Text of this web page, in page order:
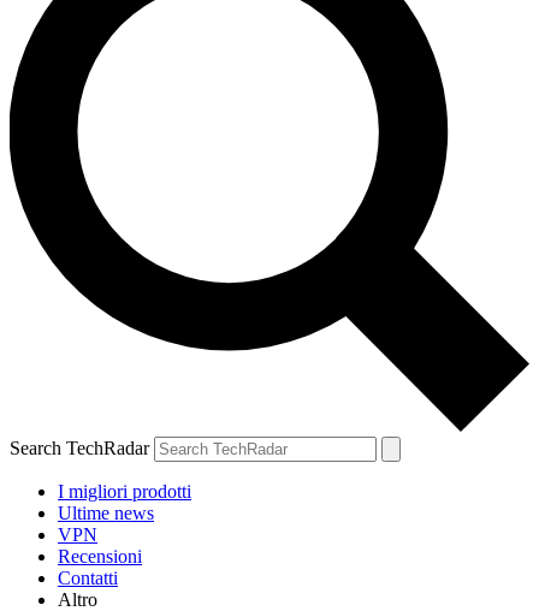
Search TechRadar
I migliori prodotti
Ultime news
VPN
Recensioni
Contatti
Altro